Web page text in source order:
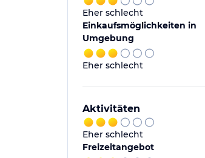
Eher schlecht
Einkaufsmöglichkeiten in
Umgebung
Eher schlecht
Aktivitäten
Eher schlecht
Freizeitangebot